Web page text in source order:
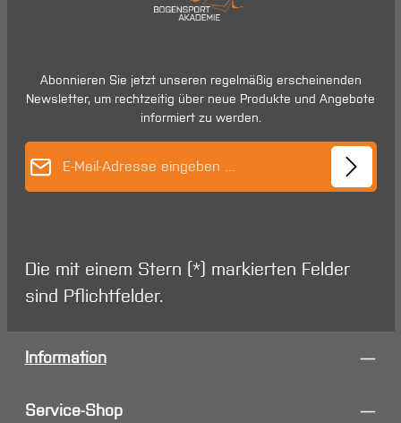
Abonnieren Sie jetzt unseren regelmäßig erscheinenden
Newsletter, um rechtzeitig über neue Produkte und Angebote
informiert zu werden.
Die mit einem Stern (*) markierten Felder
sind Pflichtfelder.
Information
Service-Shop